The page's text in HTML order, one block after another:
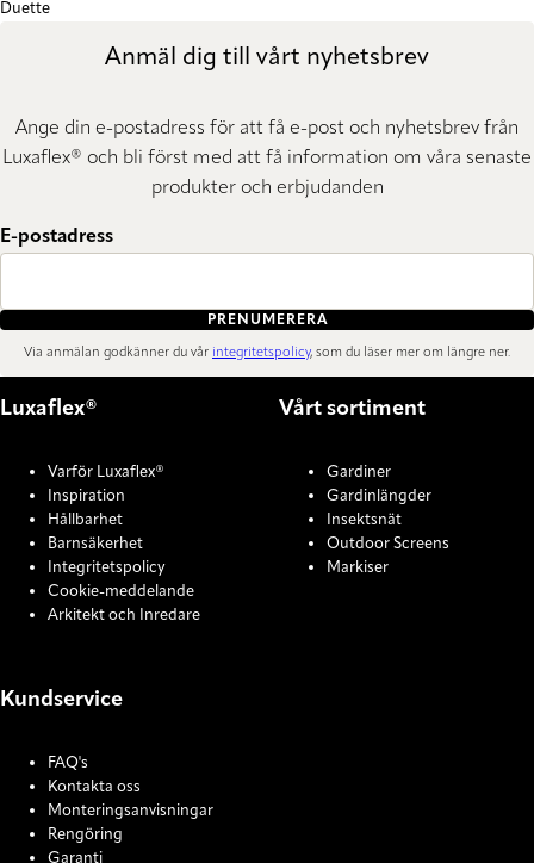
Duette
Anmäl dig till vårt nyhetsbrev
Ange din e-postadress för att få e-post och nyhetsbrev från
Luxaflex® och bli först med att få information om våra senaste
produkter och erbjudanden
E-postadress
PRENUMERERA
Via anmälan godkänner du vår integritetspolicy, som du läser mer om längre ner.
Luxaflex®
Varför Luxaflex®
Inspiration
Hållbarhet
Barnsäkerhet
Integritetspolicy
Cookie-meddelande
Arkitekt och Inredare
Vårt sortiment
Gardiner
Gardinlängder
Insektsnät
Outdoor Screens
Markiser
Kundservice
FAQ's
Kontakta oss
Monteringsanvisningar
Rengöring
Garanti